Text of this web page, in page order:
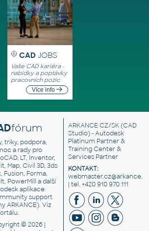
CAD JOBS
Vaše CAD kariéra -
nabídky a poptávky
pracovních pozic
Více info
fórum
triky, podpora,
a rady pro
LT, Inventor,
Map, Civil 3D, 3ds
Fusion, Forma,
PowerMill a další
aplikace
support
ARKANCE). Viz
.
© 2026 |
ARKANCE CZ/SK(CAD
Studio) - Autodesk
Platinum Partner &
Training Center &
Services Partner
KONTAKT:
| tel. +420 910 970 111